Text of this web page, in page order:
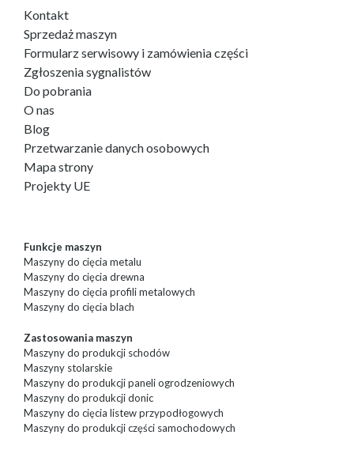
Kontakt
Sprzedaż maszyn
Formularz serwisowy i zamówienia części
Zgłoszenia sygnalistów
Do pobrania
O nas
Blog
Przetwarzanie danych osobowych
Mapa strony
Projekty UE
Funkcje maszyn
Maszyny do cięcia metalu
Maszyny do cięcia drewna
Maszyny do cięcia profili metalowych
Maszyny do cięcia blach
Zastosowania maszyn
Maszyny do produkcji schodów
Maszyny stolarskie
Maszyny do produkcji paneli ogrodzeniowych
Maszyny do produkcji donic
Maszyny do cięcia listew przypodłogowych
Maszyny do produkcji części samochodowych